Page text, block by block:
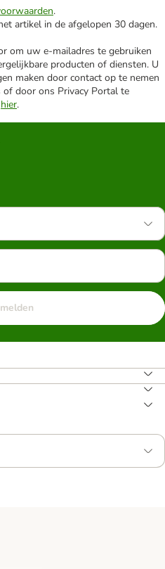
.
artikel in de afgelopen 30 dagen.
om uw e-mailadres te gebruiken
producten of diensten. U
maken door contact op te nemen
of door ons Privacy Portal te
hier.